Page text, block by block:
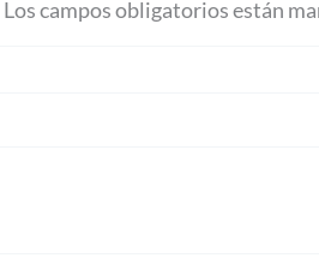
Los campos obligatorios están